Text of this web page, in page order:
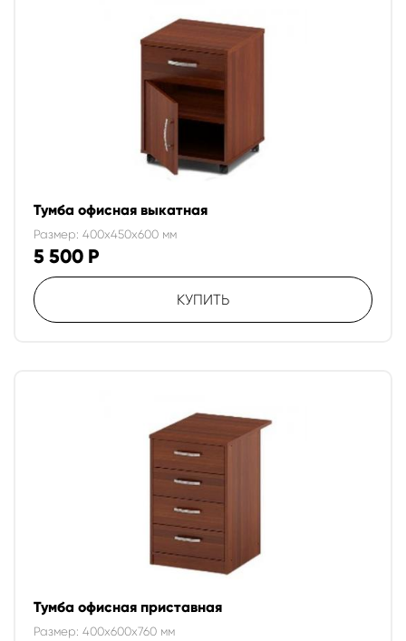
Тумба офисная выкатная
Размер: 400x450x600 мм
5 500 Р
КУПИТЬ
Тумба офисная приставная
Размер: 400x600x760 мм